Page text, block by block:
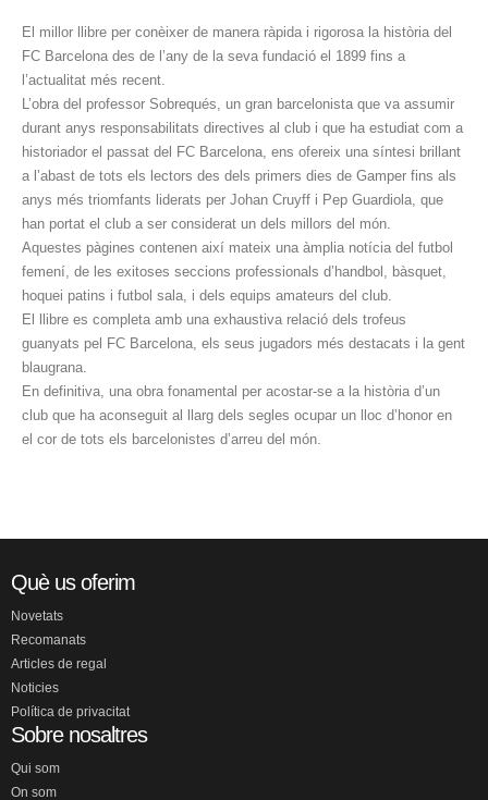
El millor llibre per conèixer de manera ràpida i rigorosa la història del
FC Barcelona des de l’any de la seva fundació el 1899 fins a
l’actualitat més recent.
L’obra del professor Sobrequés, un gran barcelonista que va assumir
durant anys responsabilitats directives al club i que ha estudiat com a
historiador el passat del FC Barcelona, ens ofereix una síntesi brillant
a l’abast de tots els lectors des dels primers dies de Gamper fins als
anys més triomfants liderats per Johan Cruyff i Pep Guardiola, que
han portat el club a ser considerat un dels millors del món.
Aquestes pàgines contenen així mateix una àmplia notícia del futbol
femení, de les exitoses seccions professionals d’handbol, bàsquet,
hoquei patins i futbol sala, i dels equips amateurs del club.
El llibre es completa amb una exhaustiva relació dels trofeus
guanyats pel FC Barcelona, els seus jugadors més destacats i la gent
blaugrana.
En definitiva, una obra fonamental per acostar-se a la història d’un
club que ha aconseguit al llarg dels segles ocupar un lloc d’honor en
el cor de tots els barcelonistes d’arreu del món.
Què us oferim
Novetats
Recomanats
Articles de regal
Noticies
Política de privacitat
Sobre nosaltres
Qui som
On som